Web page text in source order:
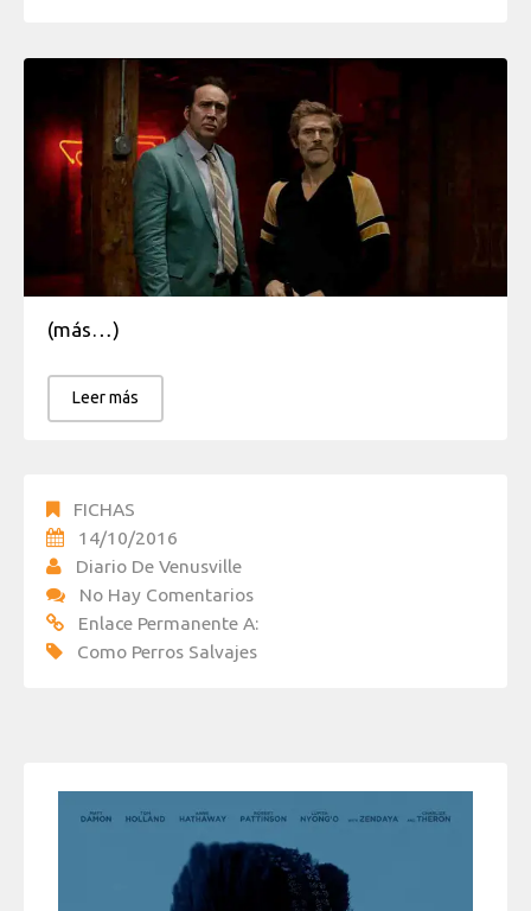
(más…)
Leer más
FICHAS
14/10/2016
Diario De Venusville
No Hay Comentarios
Enlace Permanente A:
Como Perros Salvajes